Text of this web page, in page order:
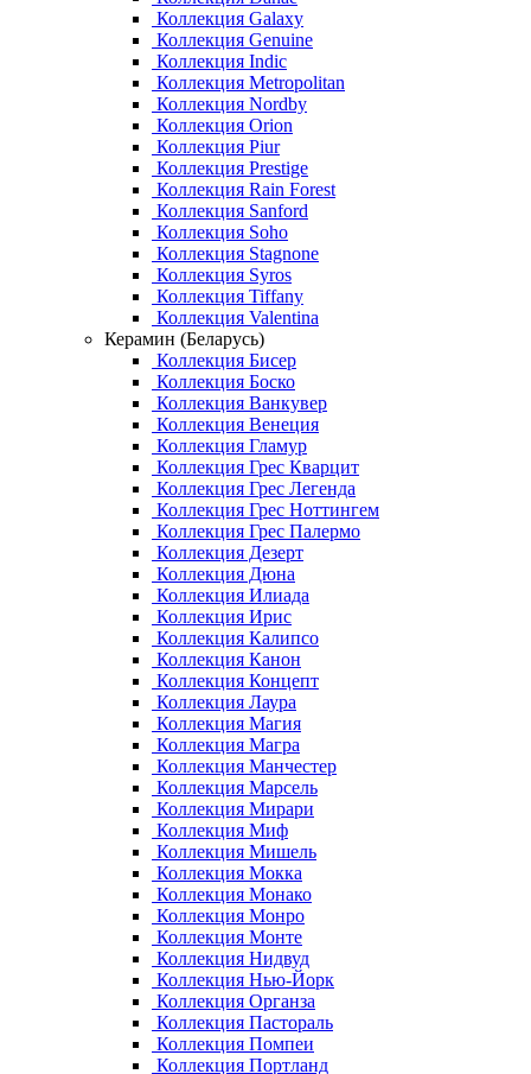
Коллекция Galaxy
Коллекция Genuine
Коллекция Indic
Коллекция Metropolitan
Коллекция Nordby
Коллекция Orion
Коллекция Piur
Коллекция Prestige
Коллекция Rain Forest
Коллекция Sanford
Коллекция Soho
Коллекция Stagnone
Коллекция Syros
Коллекция Tiffany
Коллекция Valentina
Керамин (Беларусь)
Коллекция Бисер
Коллекция Боско
Коллекция Ванкувер
Коллекция Венеция
Коллекция Гламур
Коллекция Грес Кварцит
Коллекция Грес Легенда
Коллекция Грес Ноттингем
Коллекция Грес Палермо
Коллекция Дезерт
Коллекция Дюна
Коллекция Илиада
Коллекция Ирис
Коллекция Калипсо
Коллекция Канон
Коллекция Концепт
Коллекция Лаура
Коллекция Магия
Коллекция Магра
Коллекция Манчестер
Коллекция Марсель
Коллекция Мирари
Коллекция Миф
Коллекция Мишель
Коллекция Мокка
Коллекция Монако
Коллекция Монро
Коллекция Монте
Коллекция Нидвуд
Коллекция Нью-Йорк
Коллекция Органза
Коллекция Пастораль
Коллекция Помпеи
Коллекция Портланд